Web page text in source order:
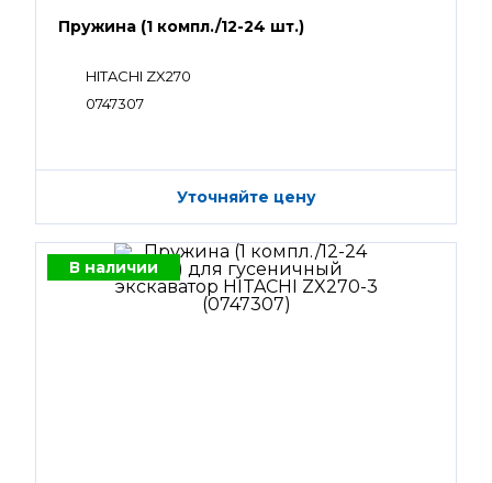
Пружина (1 компл./12-24 шт.)
HITACHI ZX270
0747307
Уточняйте цену
В наличии